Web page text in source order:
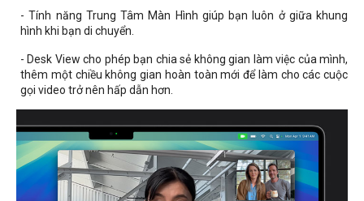
- Tính năng Trung Tâm Màn Hình giúp bạn luôn ở giữa khung
hình khi bạn di chuyển.
- Desk View cho phép bạn chia sẻ không gian làm việc của mình,
thêm một chiều không gian hoàn toàn mới để làm cho các cuộc
gọi video trở nên hấp dẫn hơn.